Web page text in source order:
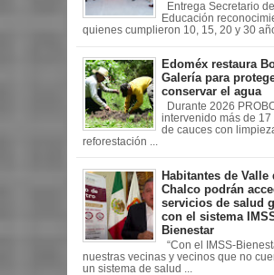
Entrega Secretario de
Educación
quienes cumplieron 10, 15, 20 y 30
Edoméx restaura
Galería para
conservar el agua
Durante 2026
intervenido más de 17
de cauces con
reforestación ...
Habitantes de Valle
Chalco podrán
servicios de salud
con el sistema
Bienestar
“Con el IMSS-
nuestras vecinas y vecinos que no
un sistema de salud ...